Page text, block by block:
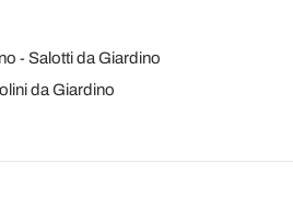
Salotti da Giardino
da Giardino